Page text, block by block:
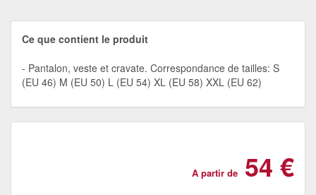
Ce que contient le produit
Pantalon, veste et cravate. Correspondance de tailles: S
(EU 46) M (EU 50) L (EU 54) XL (EU 58) XXL (EU 62)
A partir de 54 €